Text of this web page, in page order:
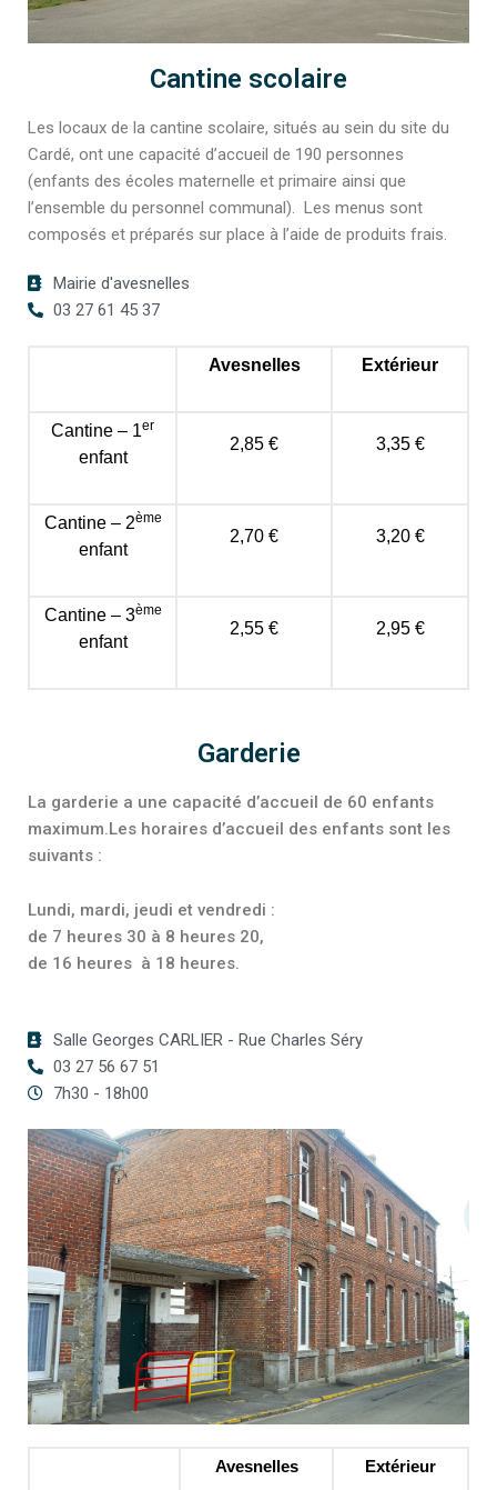
Cantine scolaire
Les locaux de la cantine scolaire, situés au sein du site du
Cardé, ont une capacité d’accueil de 190 personnes
(enfants des écoles maternelle et primaire ainsi que
l’ensemble du personnel communal). Les menus sont
composés et préparés sur place à l’aide de produits frais.
Mairie d'avesnelles
03 27 61 45 37
Avesnelles Extérieur
Cantine – 1er
enfant
2,85 € 3,35 €
Cantine – 2ème
enfant
2,70 € 3,20 €
Cantine – 3ème
enfant
2,55 € 2,95 €
Garderie
La garderie a une capacité d’accueil de 60 enfants
maximum.Les horaires d’accueil des enfants sont les
suivants :
Lundi, mardi, jeudi et vendredi :
de 7 heures 30 à 8 heures 20,
de 16 heures à 18 heures.
Salle Georges CARLIER - Rue Charles Séry
03 27 56 67 51
7h30 - 18h00
Avesnelles Extérieur